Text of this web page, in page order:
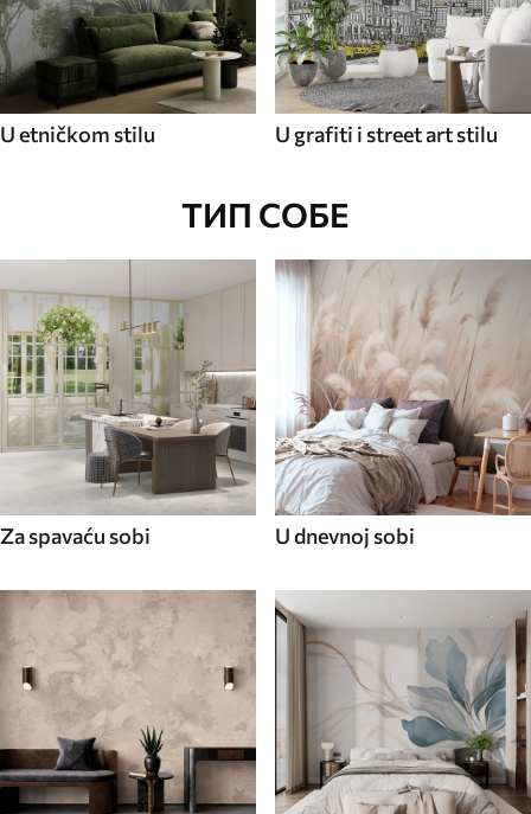
U etničkom stilu U grafiti i street art stilu
ТИП СОБЕ
Za spavaću sobi U dnevnoj sobi